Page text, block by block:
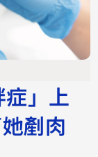
」上
剷肉